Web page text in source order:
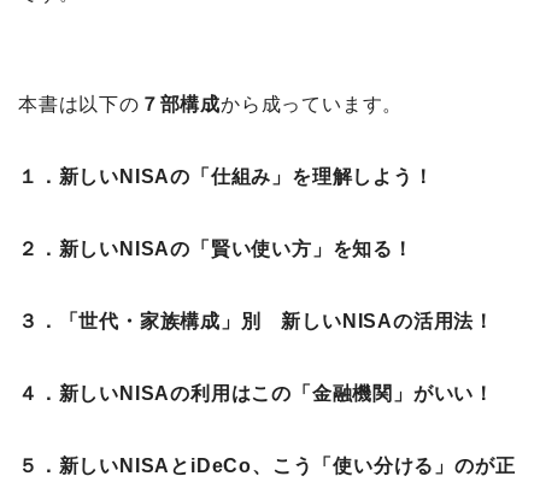
本書は以下の ７部構成から成っています。
１．新しいNISAの「仕組み」を理解しよう！
２．新しいNISAの「賢い使い方」を知る！
３．「世代・家族構成」別 新しいNISAの活用法！
４．新しいNISAの利用はこの「金融機関」がいい！
５．新しいNISAとiDeCo、こう「使い分ける」のが正